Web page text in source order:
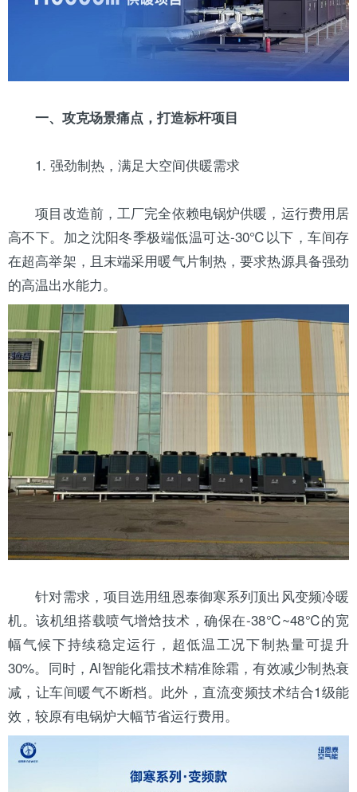
一、攻克场景痛点，打造标杆项目
1. 强劲制热，满足大空间供暖需求
项目改造前，工厂完全依赖电锅炉供暖，运行费用居
高不下。加之沈阳冬季极端低温可达-30℃以下，车间存
在超高举架，且末端采用暖气片制热，要求热源具备强劲
的高温出水能力。
针对需求，项目选用纽恩泰御寒系列顶出风变频冷暖
机。该机组搭载喷气增焓技术，确保在-38℃~48℃的宽
幅气候下持续稳定运行，超低温工况下制热量可提升
30%。同时，Al智能化霜技术精准除霜，有效减少制热衰
减，让车间暖气不断档。此外，直流变频技术结合1级能
效，较原有电锅炉大幅节省运行费用。